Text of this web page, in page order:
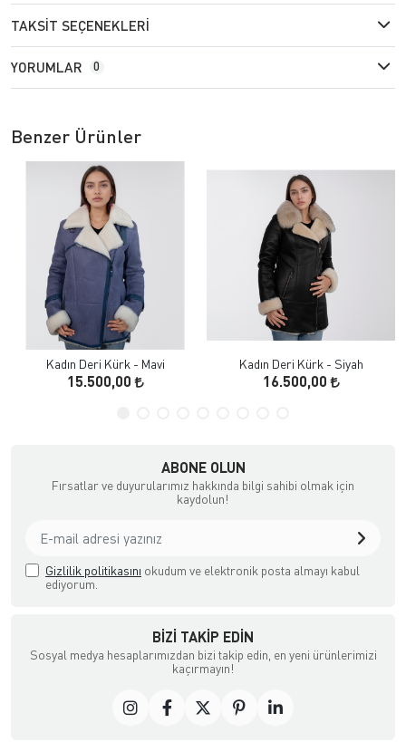
TAKSIT SEÇENEKLERI
YORUMLAR 0
Benzer Ürünler
Kadın Deri Kürk - Mavi
15.500,00
Kadın Deri Kürk - Siyah
16.500,00
ABONE OLUN
Fırsatlar ve duyurularımız hakkında bilgi sahibi olmak için
kaydolun!
Gizlilik politikasını okudum ve elektronik posta almayı kabul
ediyorum.
BIZI TAKIP EDIN
Sosyal medya hesaplarımızdan bizi takip edin, en yeni ürünlerimizi
kaçırmayın!